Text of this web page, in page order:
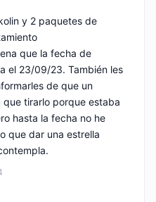
y 2 paquetes de
que la fecha de
el 23/09/23. También les
de que un
tirarlo porque estaba
hasta la fecha no he
que dar una estrella